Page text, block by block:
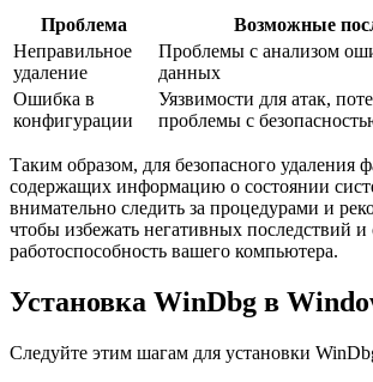
Проблема
Возможные
Неправильное
удаление
Проблемы с анализом
данных
Ошибка в
конфигурации
Уязвимости для атак,
проблемы с
Таким образом, для безопасного удаления
содержащих информацию о состоянии
внимательно следить за процедурами и
чтобы избежать негативных последствий и
работоспособность вашего компьютера.
Установка WinDbg в
Следуйте этим шагам для установки